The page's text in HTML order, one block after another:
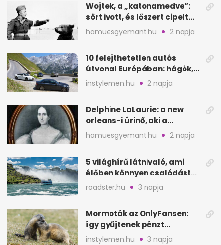
Wojtek, a „katonamedve”:
sört ivott, és lőszert cipelt
Monte Cassinónál
hamuesgyemant.hu 2 napja
10 felejthetetlen autós
útvonal Európában: hágók,
partok, fjordok
instylemen.hu 2 napja
Delphine LaLaurie: a new
orleans-i úrinő, aki a
padláson kínzott
hamuesgyemant.hu 2 napja
5 világhírű látnivaló, ami
élőben könnyen csalódást
okozhat
roadster.hu 3 napja
Mormoták az OnlyFansen:
így gyűjtenek pénzt
amerikai kutatók
instylemen.hu 3 napja